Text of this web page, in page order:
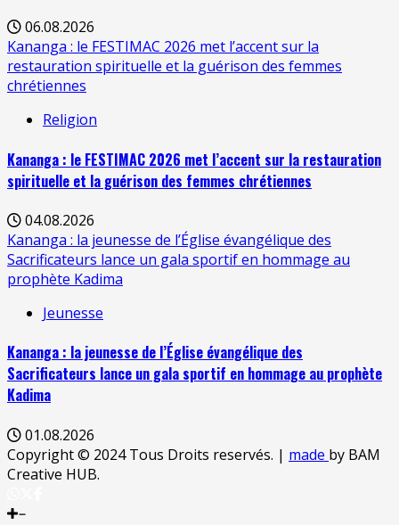
06.08.2026
Kananga : le FESTIMAC 2026 met l’accent sur la
restauration spirituelle et la guérison des femmes
chrétiennes
Religion
Kananga : le FESTIMAC 2026 met l’accent sur la restauration
spirituelle et la guérison des femmes chrétiennes
04.08.2026
Kananga : la jeunesse de l’Église évangélique des
Sacrificateurs lance un gala sportif en hommage au
prophète Kadima
Jeunesse
Kananga : la jeunesse de l’Église évangélique des
Sacrificateurs lance un gala sportif en hommage au prophète
Kadima
01.08.2026
Copyright © 2024 Tous Droits reservés. | made by BAM
Creative HUB.